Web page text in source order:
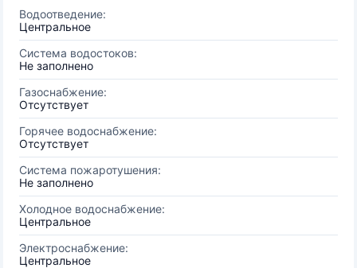
Водоотведение:
Центральное
Система водостоков:
Не заполнено
Газоснабжение:
Отсутствует
Горячее водоснабжение:
Отсутствует
Система пожаротушения:
Не заполнено
Холодное водоснабжение:
Центральное
Электроснабжение:
Центральное